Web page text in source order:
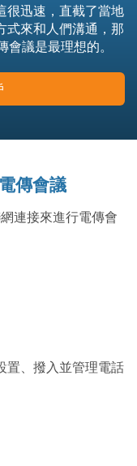
很迅速，直截了當地
式來和人們溝通，那
議是最理想的。
傳會議
連接來進行電傳會
置、撥入並管理電話